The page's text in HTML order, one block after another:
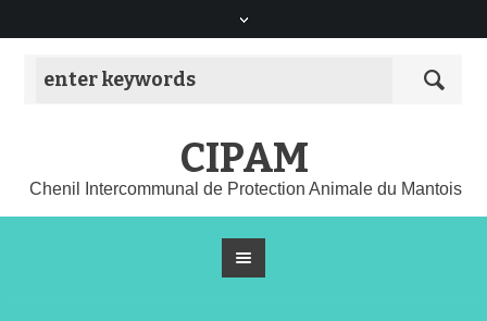
CIPAM
Chenil Intercommunal de Protection Animale du Mantois